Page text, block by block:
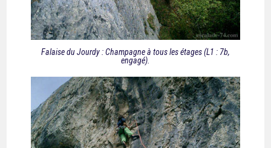
Falaise du Jourdy : Champagne à tous les étages (L1 : 7b,
engagé).